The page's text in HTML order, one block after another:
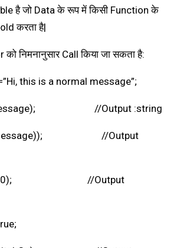
है जो Data के रूप में किसी Function के
करता है|
निमनानुसार Call किया जा सकता है:
this is a normal message”;
message); //Output :string
(message)); //Output
100); //Output